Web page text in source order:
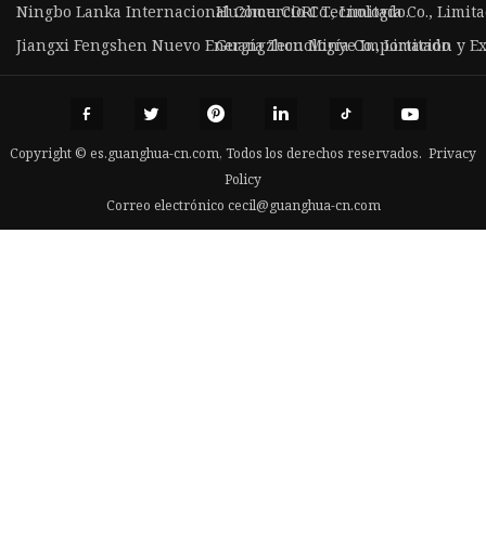
Ningbo Lanka Internacional Comercio Co., Limitado.
Huzhou CORI Tecnología Co.,
Jiangxi Fengshen Nuevo Energía Tecnología Co., Limitado
Guangzhou Minye Importación y
Copyright © es.guanghua-cn.com, Todos los derechos reservados. Privacy
Policy
Correo electrónico cecil@guanghua-cn.com